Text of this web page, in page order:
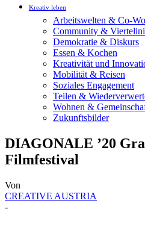
Kreativ leben
Arbeitswelten & Co-
Community &
Demokratie & Diskurs
Essen & Kochen
Kreativität und
Mobilität & Reisen
Soziales Engagement
Teilen &
Wohnen &
Zukunftsbilder
DIAGONALE ’20
Filmfestival
Von
CREATIVE AUSTRIA
-